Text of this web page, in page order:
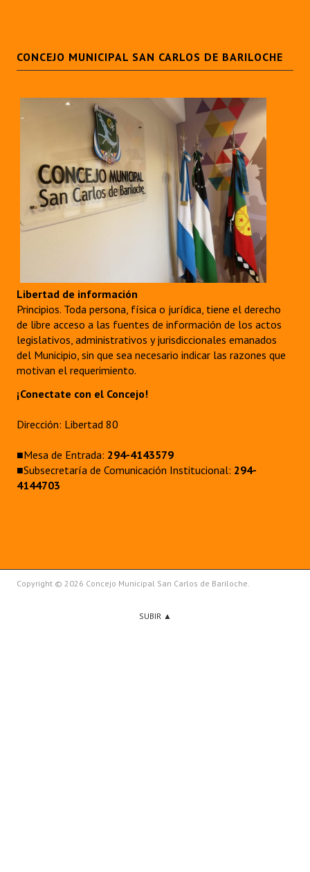
CONCEJO MUNICIPAL SAN CARLOS DE BARILOCHE
Libertad de información
Principios. Toda persona, física o jurídica, tiene el derecho
de libre acceso a las fuentes de información de los actos
legislativos, administrativos y jurisdiccionales emanados
del Municipio, sin que sea necesario indicar las razones que
motivan el requerimiento.
¡Conectate con el Concejo!
Dirección: Libertad 80
■Mesa de Entrada: 294-4143579
■Subsecretaría de Comunicación Institucional: 294-
4144703
Copyright © 2026 Concejo Municipal San Carlos de Bariloche.
SUBIR ▲